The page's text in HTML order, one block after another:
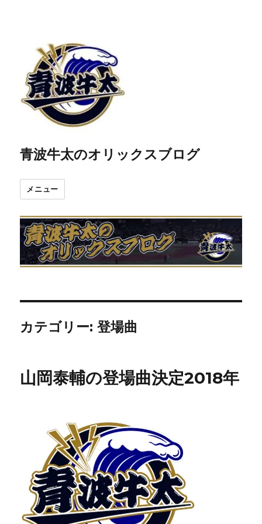
青波牛太のオリックスブログ
メニュー
カテゴリー:登場曲
山岡泰輔の登場曲決定2018年